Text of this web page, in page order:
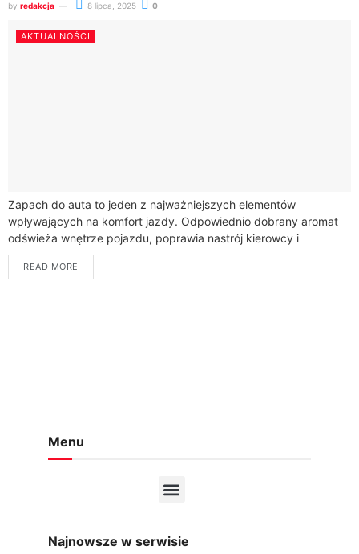
by redakcja 8 lipca, 2025 0
AKTUALNOŚCI
Zapach do auta to jeden z najważniejszych elementów
wpływających na komfort jazdy. Odpowiednio dobrany aromat
odświeża wnętrze pojazdu, poprawia nastrój kierowcy i
pasażerów oraz może nawet wpłynąć na bezpieczeństwo na...
READ MORE
Menu
Najnowsze w serwisie